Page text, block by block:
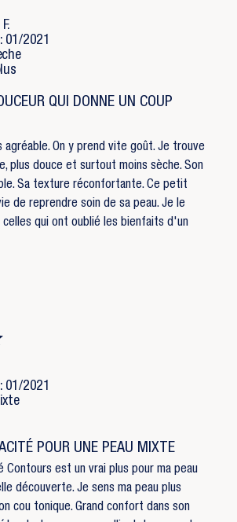
01/2021
QUI DONNE UN COUP
On y prend vite goût. Je trouve
plus douce et surtout moins sèche. Son
Sa texture réconfortante. Ce petit
de reprendre soin de sa peau. Je le
qui ont oublié les bienfaits d'un
01/2021
POUR UNE PEAU MIXTE
Contours est un vrai plus pour ma peau
découverte. Je sens ma peau plus
cou tonique. Grand confort dans son